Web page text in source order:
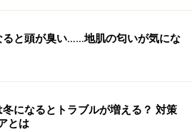
ったまま、ヒジを後ろに引くよう
ヒジ、手首に無理のない範囲で
ましょう。
が、ヒジを曲げる際に引き伸ば
ると頭が臭い……地肌の匂いが気にな
になるとトラブルが増える？ 対策
とは